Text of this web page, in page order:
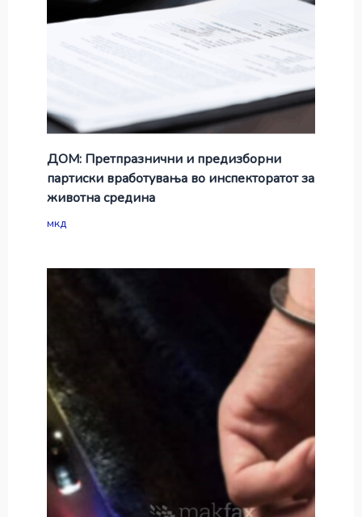
ДОМ: Претпразнични и предизборни
партиски вработувања во инспекторатот за
животна средина
мкд